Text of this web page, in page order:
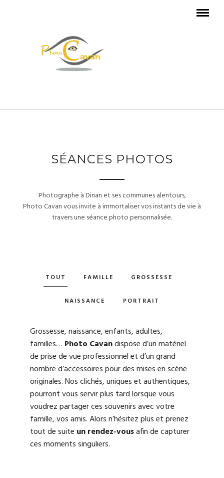
SÉANCES PHOTOS
Photographe à Dinan et ses communes alentours,
Photo Cavan vous invite à immortaliser vos instants de vie à
travers une séance photo personnalisée.
TOUT FAMILLE GROSSESSE
NAISSANCE PORTRAIT
Grossesse, naissance, enfants, adultes,
familles… Photo Cavandispose d’un matériel
de prise de vue professionnel et d’un grand
nombre d’accessoires pour des mises en scène
originales. Nos clichés, uniques et authentiques,
pourront vous servir plus tard lorsque vous
voudrez partager ces souvenirs avec votre
famille, vos amis. Alors n’hésitez plus et prenez
tout de suite un rendez-vousafin de capturer
ces moments singuliers.